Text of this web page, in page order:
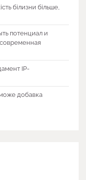
білизни більше,
потенциал и
IP-
добавка